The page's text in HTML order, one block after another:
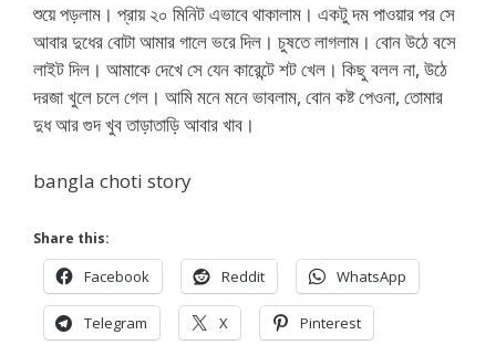
শুয়ে পড়লাম। প্রায় ২০ মিনিট এভাবে থাকালাম। একটু দম পাওয়ার পর সে
আবার দুধের বোটা আমার গালে ভরে দিল। চুষতে লাগলাম। বোন উঠে বসে
লাইট দিল। আমাকে দেখে সে যেন কারেন্টে শট খেল। কিছু বলল না, উঠে
দরজা খুলে চলে গেল। আমি মনে মনে ভাবলাম, বোন কষ্ট পেওনা, তোমার
দুধ আর গুদ খুব তাড়াতাড়ি আবার খাব।
bangla choti story
Share this:
Facebook Reddit WhatsApp
Telegram X Pinterest